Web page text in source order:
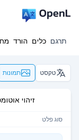
תרגם כלים הורד
טקסט תמונות
זיהוי
סוג פלט